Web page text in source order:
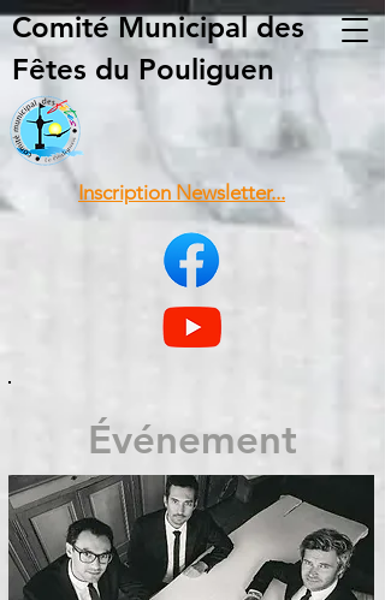
Comité Municipaldes
Fêtes du Pouliguen
Inscription Newsletter...
Événement